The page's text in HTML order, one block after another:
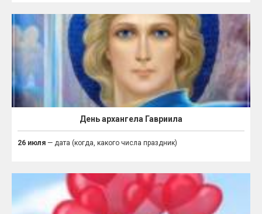
День архангела Гавриила
26 июля — дата (когда, какого числа праздник)